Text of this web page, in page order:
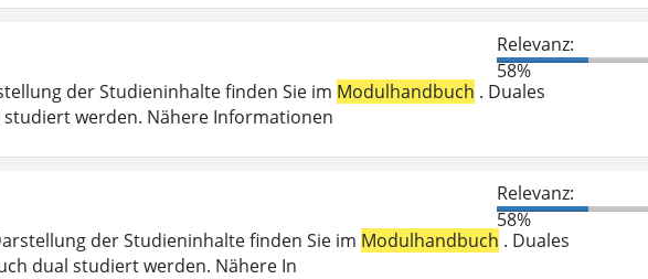
Relevanz:
58%
der Studieninhalte finden Sie im Modulhandbuch . Duales
werden. Nähere Informationen
Relevanz:
58%
der Studieninhalte finden Sie im Modulhandbuch . Duales
dual studiert werden. Nähere In